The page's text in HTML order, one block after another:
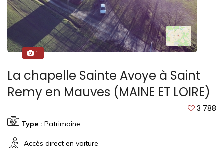
1
La chapelle Sainte Avoye à Saint
Remy en Mauves (MAINE ET LOIRE)
3 788
Type : Patrimoine
Accès direct en voiture